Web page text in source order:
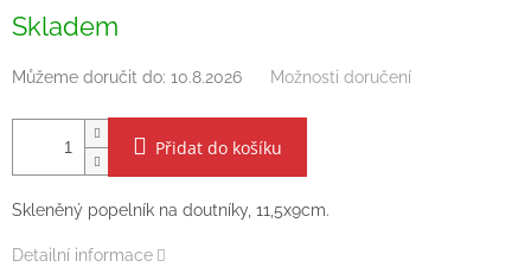
cena:
Skladem
Můžeme doručit do: 10.8.2026 Možnosti doručení
Přidat do košíku
Skleněný popelník na doutníky, 11,5x9cm.
Detailní informace